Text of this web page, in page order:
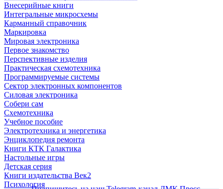
Внесерийные книги
Интегральные микросхемы
Карманный справочник
Маркировка
Мировая электроника
Первое знакомство
Перспективные изделия
Практическая схемотехника
Программируемые системы
Сектор электронных компонентов
Силовая электроника
Собери сам
Схемотехника
Учебное пособие
Электротехника и энергетика
Энциклопедия ремонта
Книги КТК Галактика
Настольные игры
Детская серия
Книги издательства Век2
Психология